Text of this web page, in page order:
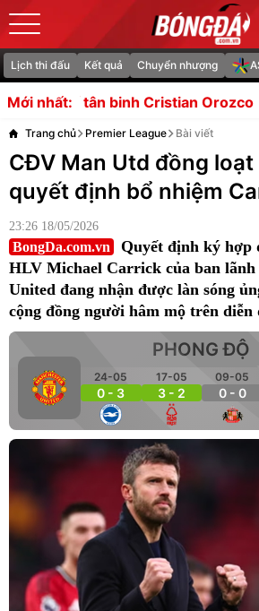
Lịch thi đấu Kết quả Chuyển nhượng
Mới nhất:Orozco CHÍNH THỨC:
Trang chủ Premier League Bài viết
CĐV Man Utd đồng loạt
quyết định bổ nhiệm
23:26 18/05/2026
BongDa.com.vn
Quyết định ký hợp
HLV Michael Carrick của ban lãnh
United đang nhận được làn sóng
cộng đồng người hâm mộ trên diễn
PHONG ĐỘ
24-05
0 - 3
17-05
3 - 2
09-05
0 - 0